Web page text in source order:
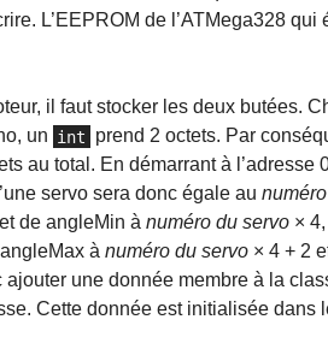
L’EEPROM de l’ATMega328
il faut stocker les deux butées.
un int
prend 2 octets. Par
au total. En démarrant à l’adresse
servo sera donc égale au
de angleMin à numéro du servo ×
à numéro du servo × 4 + 2
une donnée membre à la
Cette donnée est initialisée dans